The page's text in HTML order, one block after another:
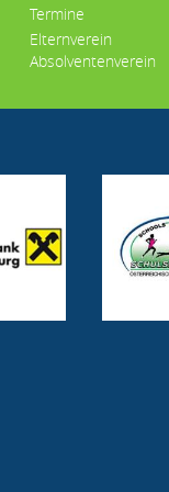
Termine
Elternverein
Absolventenverein